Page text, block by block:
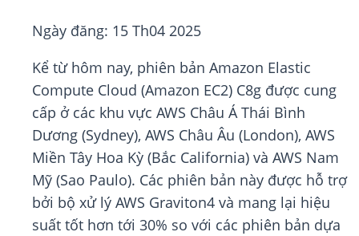
Ngày đăng: 15 Th04 2025
Kể từ hôm nay, phiên bản Amazon Elastic
Compute Cloud (Amazon EC2) C8g được cung
cấp ở các khu vực AWS Châu Á Thái Bình
Dương (Sydney), AWS Châu Âu (London), AWS
Miền Tây Hoa Kỳ (Bắc California) và AWS Nam
Mỹ (Sao Paulo). Các phiên bản này được hỗ trợ
bởi bộ xử lý AWS Graviton4 và mang lại hiệu
suất tốt hơn tới 30% so với các phiên bản dựa